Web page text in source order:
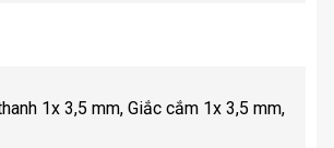
1x 3,5 mm, Giắc cắm 1x 3,5 mm,